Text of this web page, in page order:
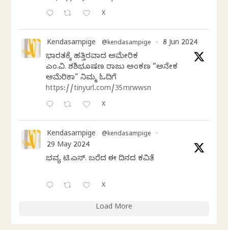
X
Kendasampige @kendasampige · 8 Jun 2024
ಭಾರತಕ್ಕೆ ಹತ್ತಿರವಾದ ಅಮೇರಿಕ
ಎಂ.ವಿ. ಶಶಿಭೂಷಣ ರಾಜು ಅಂಕಣ “ಅನೇಕ
ಅಮೆರಿಕಾ” ನಿಮ್ಮ ಓದಿಗೆ
https://tinyurl.com/35mrwwsn
X
Kendasampige @kendasampige ·
29 May 2024
ಭವ್ಯ ಟಿ.ಎಸ್. ಬರೆದ ಈ ದಿನದ ಕವಿತೆ
X
Load More